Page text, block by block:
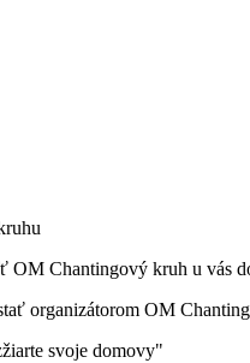
OM Chantingový kruh u vás
organizátorom OM
svoje domovy"